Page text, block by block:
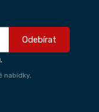
Odebírat
nabídky,